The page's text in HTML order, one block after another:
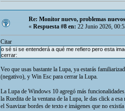
Re: Monitor nuevo, problemas
«Respuesta #8 en:22 Junio 2026,
Citar
o sé si se entenderá a qué me refiero pero esta
cerrar:
Veo que usas bastante la Lupa, ya estarás
(negativo), y Win Esc para cerrar la Lupa.
La Lupa de Windows 10 agregó más
la Ruedita de la ventana de la Lupa, le das click a
el Suavizar bordes de texto e imágenes que no